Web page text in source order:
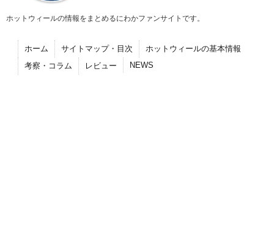
ホットウィールの情報をまとめるにわかファンサイトです。
ホーム サイトマップ・目次
ホットウィールの基本情報
考察・コラム
レビュー NEWS